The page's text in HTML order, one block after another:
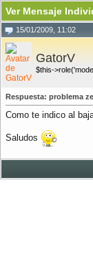
Ver Mensaje
15/01/2009, 11:02
GatorV
$this-
Respuesta: problema
Como te indico al
Saludos